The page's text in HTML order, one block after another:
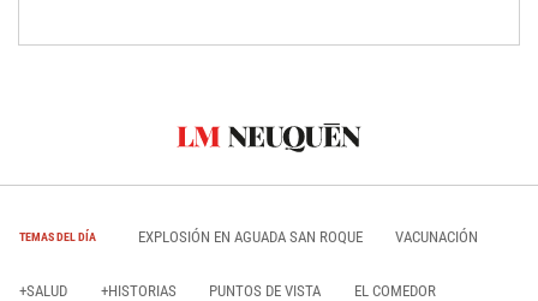
TEMAS DEL DÍA EXPLOSIÓN EN AGUADA SAN ROQUE VACUNACIÓN
+SALUD +HISTORIAS PUNTOS DE VISTA EL COMEDOR